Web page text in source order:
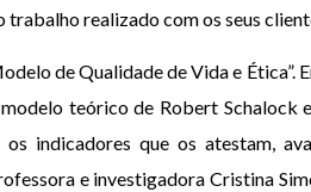
realizado com os seus
de Qualidade de Vida e Ética”.
teórico de Robert Schalock
indicadores que os atestam,
e investigadora Cristina